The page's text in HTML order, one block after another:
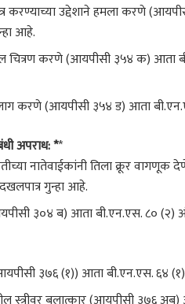
करण्याच्या उद्देशाने हमला करणे
आहे.
चित्रण करणे (आयपीसी ३५४ क) आता
करणे (आयपीसी ३५४ ड) आता
अपराध: **
नातेवाईकांनी तिला क्रूर
गुन्हा आहे.
३०४ ब) आता बी.एन.एस. ८० (२)
३७६ (१)) आता बी.एन.एस. ६४